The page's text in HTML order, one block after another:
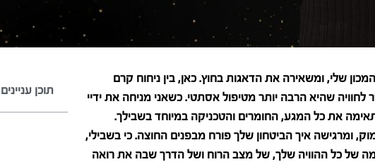
שלי, ומשאירה את הדאגות בחוץ. כאן, בין ניחוח קרם
שהיא הרבה יותר מטיפול אסתטי. כשאני מניחה את ידיי
את כל המגע, החומרים והטכניקה במיוחד בשבילך.
איך הביטחון שלך פורח מבפנים החוצה. כי בשבילי,
של כל ההוויה שלך, של מצב הרוח ושל הדרך שבה את רואה
תוכן עניינים